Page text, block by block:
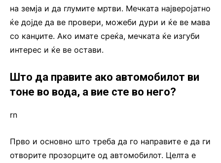
на земја и да глумите мртви. Мечката најверојатно
ќе дојде да ве провери, можеби дури и ќе ве мава
со канџите. Ако имате среќа, мечката ќе изгуби
интерес и ќе ве остави.
Што да правите ако автомобилот ви
тоне во вода, а вие сте во него?
rn
Прво и основно што треба да го направите е да ги
отворите прозорците од автомобилот. Целта е